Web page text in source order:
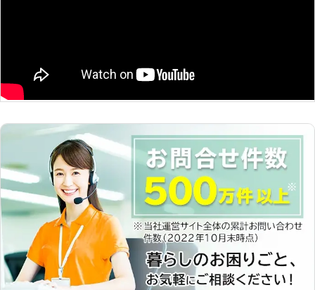
を再生サービスで生き返らせられま
ズ。「作業がサクサク進められな
い！」というお悩みを持つ方も、お気
軽にご相談くださいませ。